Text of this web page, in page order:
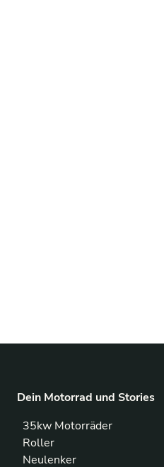
Dein Motorrad und Stories
35kw Motorräder
Roller
Neulenker